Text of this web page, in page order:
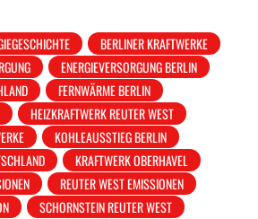
BERLINER KRAFTWERKE
ENERGIEVERSORGUNG BERLIN
FERNWÄRME BERLIN
HEIZKRAFTWERK REUTER WEST
KOHLEAUSSTIEG BERLIN
KRAFTWERK OBERHAVEL
REUTER WEST EMISSIONEN
SCHORNSTEIN REUTER WEST